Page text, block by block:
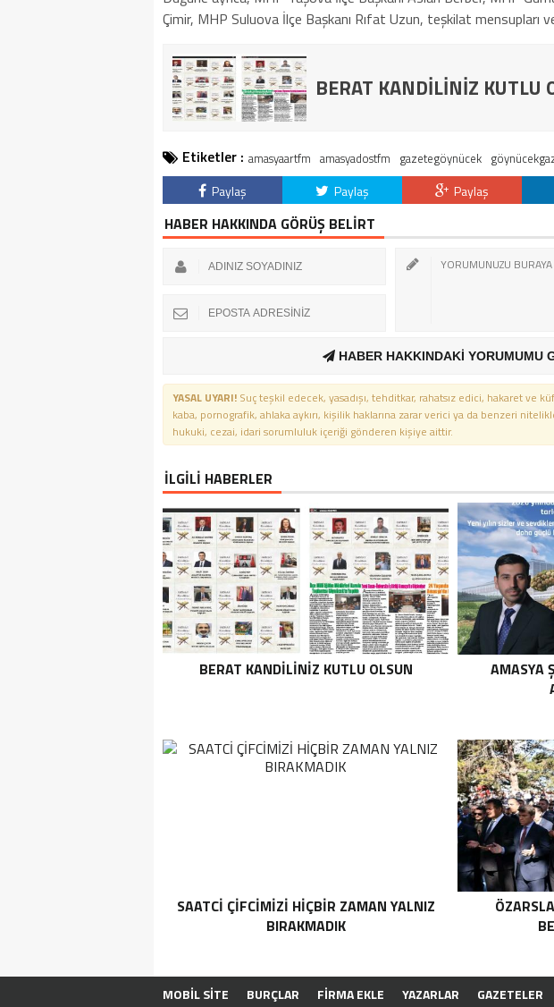
Çimir, MHP Suluova İlçe Başkanı Rıfat Uzun, teşkilat mensupları
BERAT KANDİLİNİZ KUTLU
Etiketler : amasyaartfm amasyadostfm gazetegöynücek
Paylaş Paylaş Paylaş
HABER HAKKINDA GÖRÜŞ BELİRT
HABER HAKKINDAKİ YORUMUMU
YASAL UYARI! Suç teşkil edecek, yasadışı, tehditkar, rahatsız edici, hakaret ve
kaba, pornografik, ahlaka aykırı, kişilik haklarına zarar verici ya da benzeri
hukuki, cezai, idari sorumluluk içeriği gönderen kişiye aittir.
İLGİLİ HABERLER
BERAT KANDİLİNİZ KUTLU OLSUN
AMASYA
SAATCİ ÇİFCİMİZİ HİÇBİR ZAMAN YALNIZ
BIRAKMADIK
MOBİL SİTE BURÇLAR FİRMA EKLE YAZARLAR GAZETELER